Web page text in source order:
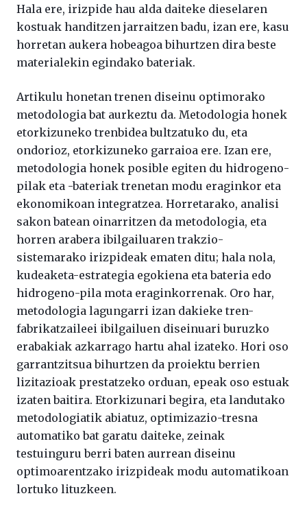
Hala ere, irizpide hau alda daiteke dieselaren
kostuak handitzen jarraitzen badu, izan ere, kasu
horretan aukera hobeagoa bihurtzen dira beste
materialekin egindako bateriak.
Artikulu honetan trenen diseinu optimorako
metodologia bat aurkeztu da. Metodologia honek
etorkizuneko trenbidea bultzatuko du, eta
ondorioz, etorkizuneko garraioa ere. Izan ere,
metodologia honek posible egiten du hidrogeno-
pilak eta -bateriak trenetan modu eraginkor eta
ekonomikoan integratzea. Horretarako, analisi
sakon batean oinarritzen da metodologia, eta
horren arabera ibilgailuaren trakzio-
sistemarako irizpideak ematen ditu; hala nola,
kudeaketa-estrategia egokiena eta bateria edo
hidrogeno-pila mota eraginkorrenak. Oro har,
metodologia lagungarri izan dakieke tren-
fabrikatzaileei ibilgailuen diseinuari buruzko
erabakiak azkarrago hartu ahal izateko. Hori oso
garrantzitsua bihurtzen da proiektu berrien
lizitazioak prestatzeko orduan, epeak oso estuak
izaten baitira. Etorkizunari begira, eta landutako
metodologiatik abiatuz, optimizazio-tresna
automatiko bat garatu daiteke, zeinak
testuinguru berri baten aurrean diseinu
optimoarentzako irizpideak modu automatikoan
lortuko lituzkeen.